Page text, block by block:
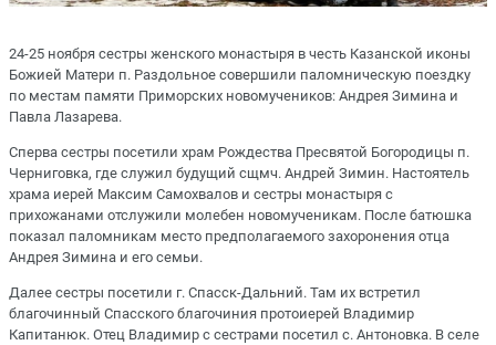
24-25 ноября сестры женского монастыря в честь Казанской иконы
Божией Матери п. Раздольное совершили паломническую поездку
по местам памяти Приморских новомучеников: Андрея Зимина и
Павла Лазарева.
Сперва сестры посетили храм Рождества Пресвятой Богородицы п.
Черниговка, где служил будущий сщмч. Андрей Зимин. Настоятель
храма иерей Максим Самохвалов и сестры монастыря с
прихожанами отслужили молебен новомученикам. После батюшка
показал паломникам место предполагаемого захоронения отца
Андрея Зимина и его семьи.
Далее сестры посетили г. Спасск-Дальний. Там их встретил
благочинный Спасского благочиния протоиерей Владимир
Капитанюк. Отец Владимир с сестрами посетил с. Антоновка. В селе